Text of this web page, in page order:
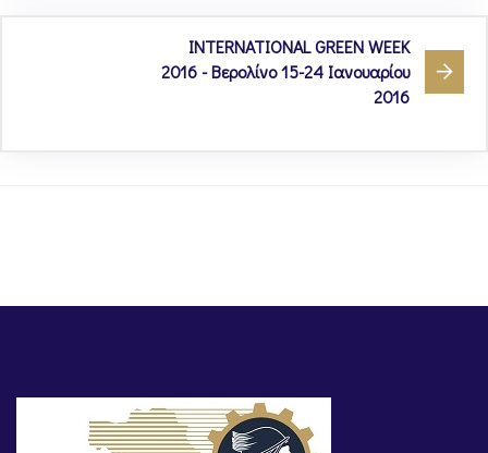
INTERNATIONAL GREEN WEEK
2016 - Βερολίνο 15-24 Ιανουαρίου
2016